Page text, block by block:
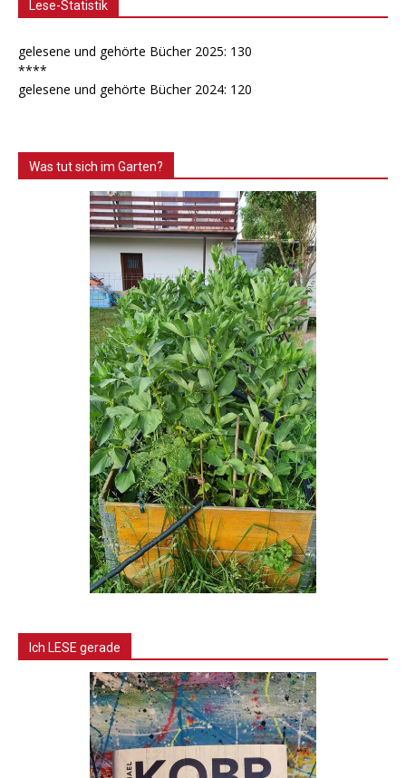
Lese-Statistik
gelesene und gehörte Bücher 2025: 130
****
gelesene und gehörte Bücher 2024: 120
Was tut sich im Garten?
Ich LESE gerade